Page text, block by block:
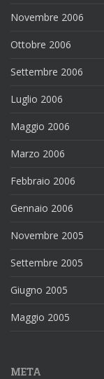
Novembre 2006
Ottobre 2006
Settembre 2006
Luglio 2006
Maggio 2006
Marzo 2006
Febbraio 2006
Gennaio 2006
Novembre 2005
Settembre 2005
Giugno 2005
Maggio 2005
META